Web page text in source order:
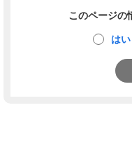
このページの
はい